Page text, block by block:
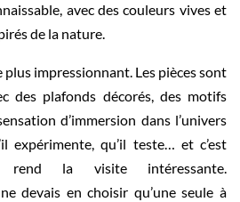
avec des couleurs vives et
de la nature.
plus impressionnant. Les pièces sont
des plafonds décorés, des motifs
d’immersion dans l’univers
expérimente, qu’il teste… et c’est
la visite intéressante.
devais en choisir qu’une seule à